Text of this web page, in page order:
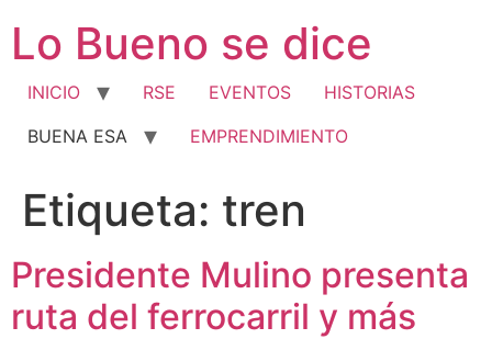
contenido
Lo Bueno se dice
INICIO RSE EVENTOS
HISTORIAS
BUENA ESA
EMPRENDIMIENTO
Etiqueta: tren
Presidente Mulino presenta
ruta del ferrocarril y más